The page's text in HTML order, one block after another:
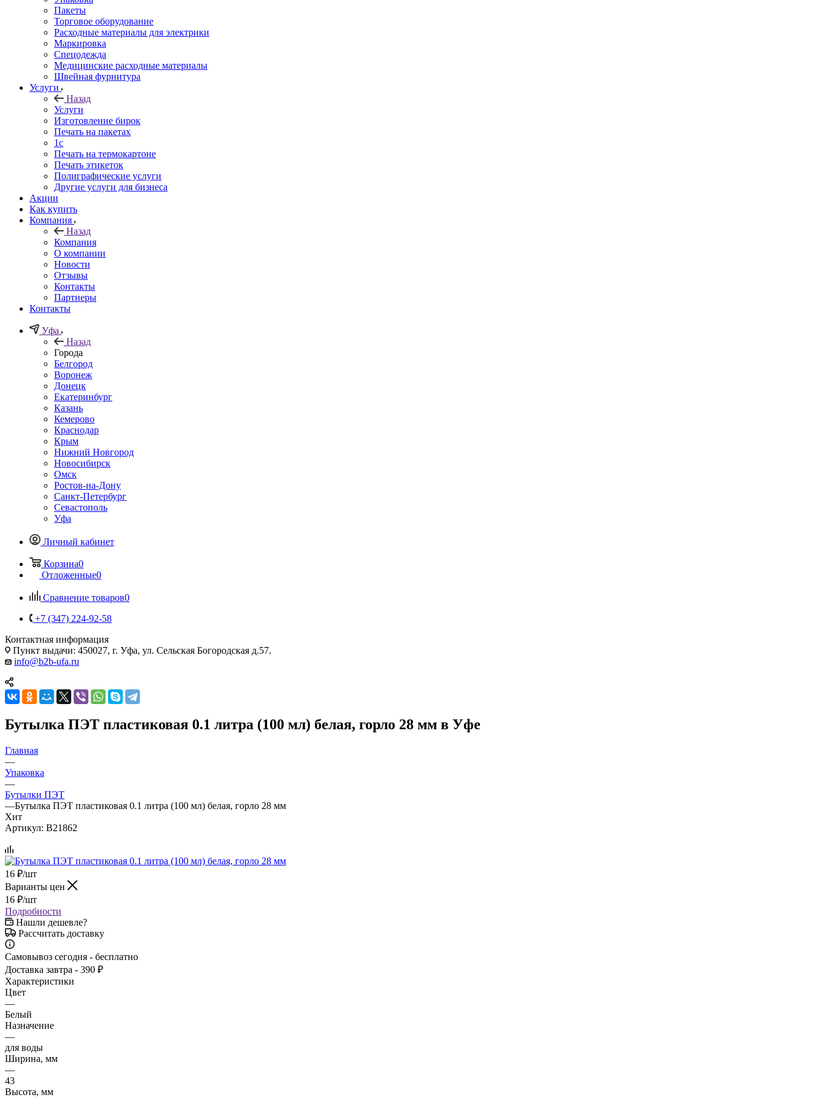
Пакеты
Торговое оборудование
Расходные материалы для электрики
Маркировка
Спецодежда
Медицинские расходные материалы
Швейная фурнитура
Услуги
Назад
Услуги
Изготовление бирок
Печать на пакетах
1c
Печать на термокартоне
Печать этикеток
Полиграфические услуги
Другие услуги для бизнеса
Акции
Как купить
Компания
Назад
Компания
О компании
Новости
Отзывы
Контакты
Партнеры
Контакты
Уфа
Назад
Города
Белгород
Воронеж
Донецк
Екатеринбург
Казань
Кемерово
Краснодар
Крым
Нижний Новгород
Новосибирск
Омск
Ростов-на-Дону
Санкт-Петербург
Севастополь
Уфа
Личный кабинет
Корзина0
Отложенные0
Сравнение товаров0
+7 (347) 224-92-58
Контактная информация
Пункт выдачи: 450027, г. Уфа, ул. Сельская Богородская д.57.
info@b2b-ufa.ru
Бутылка ПЭТ пластиковая 0.1 литра (100 мл) белая, горло 28 мм в Уфе
Главная
—
Упаковка
—
Бутылки ПЭТ
—Бутылка ПЭТ пластиковая 0.1 литра (100 мл) белая, горло 28 мм
Хит
Артикул: B21862
16 ₽/шт
Варианты цен
16 ₽/шт
Подробности
Нашли дешевле?
Рассчитать доставку
Самовывоз сегодня - бесплатно
Доставка завтра - 390 ₽
Характеристики
Цвет
—
Белый
Назначение
—
для воды
Ширина, мм
—
43
Высота, мм